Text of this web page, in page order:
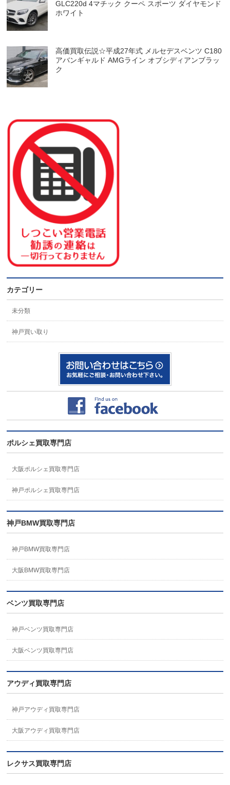
GLC220d 4マチック クーペ スポーツ ダイヤモンド
ホワイト
高価買取伝説☆平成27年式 メルセデスベンツ C180
アバンギャルド AMGライン オブシディアンブラッ
ク
カテゴリー
未分類
神戸買い取り
ポルシェ買取専門店
大阪ポルシェ買取専門店
神戸ポルシェ買取専門店
神戸BMW買取専門店
神戸BMW買取専門店
大阪BMW買取専門店
ベンツ買取専門店
神戸ベンツ買取専門店
大阪ベンツ買取専門店
アウディ買取専門店
神戸アウディ買取専門店
大阪アウディ買取専門店
レクサス買取専門店